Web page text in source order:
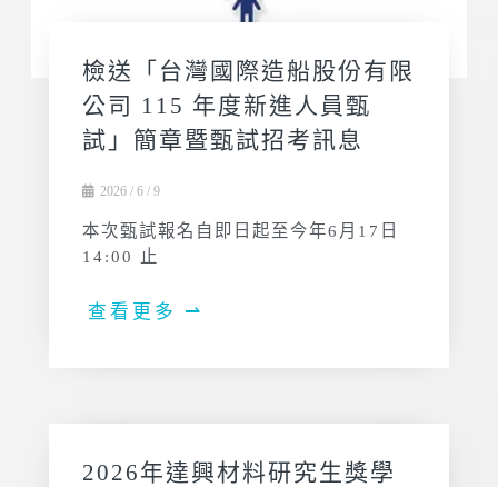
檢送「台灣國際造船股份有限
公司 115 年度新進人員甄
試」簡章暨甄試招考訊息
2026 / 6 / 9
本次甄試報名自即日起至今年6月17日
14:00 止
查看更多 ⇀
2026年達興材料研究生獎學